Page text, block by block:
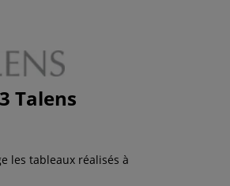
Talens
les tableaux réalisés à